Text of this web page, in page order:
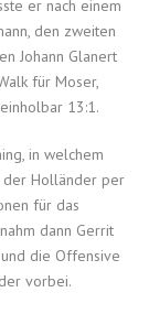
er nach einem
den zweiten
Johann Glanert
für Moser,
13:1.
in welchem
der Holländer per
für das
dann Gerrit
die Offensive
vorbei.